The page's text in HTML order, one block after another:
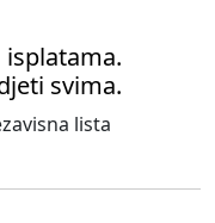
isplatama.
svima.
lista